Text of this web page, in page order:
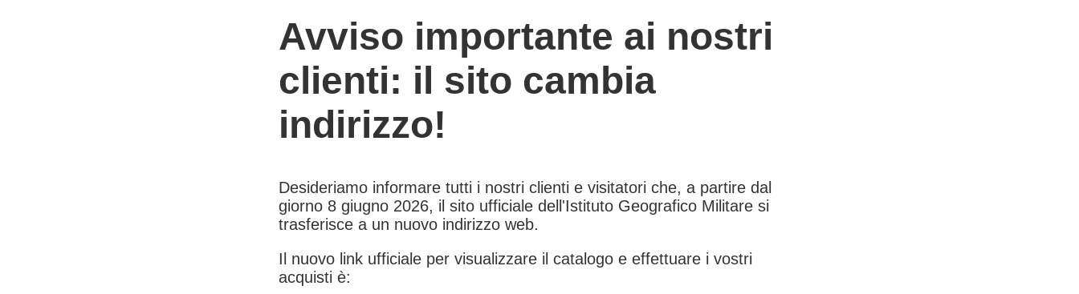
Avviso importante ai nostri
clienti: il sito cambia
indirizzo!
Desideriamo informare tutti i nostri clienti e visitatori che, a partire dal
giorno 8 giugno 2026, il sito ufficiale dell'Istituto Geografico Militare si
trasferisce a un nuovo indirizzo web.
Il nuovo link ufficiale per visualizzare il catalogo e effettuare i vostri
acquisti è: